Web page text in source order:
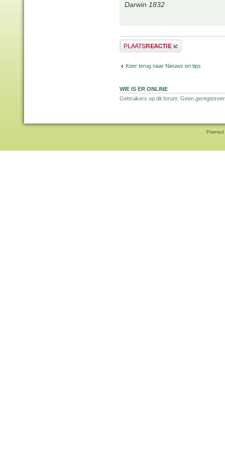
Darwin 1832
Plaats een reactie
Keer terug naar Nieuws en tips
WIE IS ER ONLINE
Gebruikers op dit forum: Geen